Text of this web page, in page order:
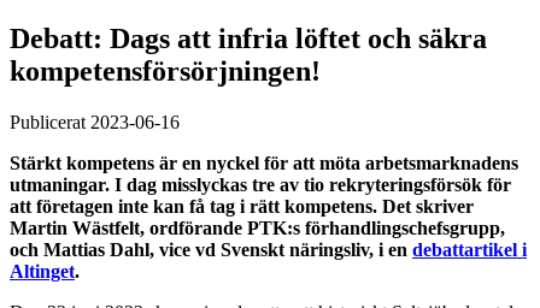
Debatt: Dags att infria löftet och säkra
kompetensförsörjningen!
Publicerat 2023-06-16
Stärkt kompetens är en nyckel för att möta arbetsmarknadens
utmaningar. I dag misslyckas tre av tio rekryteringsförsök för
att företagen inte kan få tag i rätt kompetens. Det skriver
Martin Wästfelt, ordförande PTK:s förhandlingschefsgrupp,
och Mattias Dahl, vice vd Svenskt näringsliv, i en debattartikel i
Altinget.